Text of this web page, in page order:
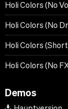
Holi Colors (No
Holi Colors (No
Holi Colors
Holi Colors (No
Demos